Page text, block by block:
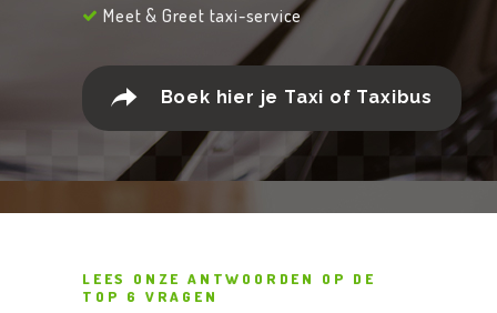
Meet & Greet taxi-service
Boek hier je Taxi of Taxibus
LEES ONZE ANTWOORDEN OP DE
TOP 6 VRAGEN